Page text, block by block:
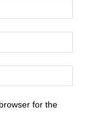
for the